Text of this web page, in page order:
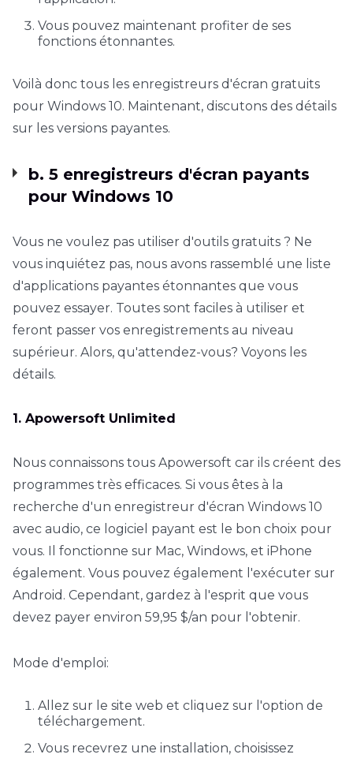
Vous pouvez maintenant profiter de ses
fonctions étonnantes.
Voilà donc tous les enregistreurs d'écran gratuits
pour Windows 10. Maintenant, discutons des détails
sur les versions payantes.
b. 5 enregistreurs d'écran payants
pour Windows 10
Vous ne voulez pas utiliser d'outils gratuits ? Ne
vous inquiétez pas, nous avons rassemblé une liste
d'applications payantes étonnantes que vous
pouvez essayer. Toutes sont faciles à utiliser et
feront passer vos enregistrements au niveau
supérieur. Alors, qu'attendez-vous? Voyons les
détails.
1. Apowersoft Unlimited
Nous connaissons tous Apowersoft car ils créent des
programmes très efficaces. Si vous êtes à la
recherche d'un enregistreur d'écran Windows 10
avec audio, ce logiciel payant est le bon choix pour
vous. Il fonctionne sur Mac, Windows, et iPhone
également. Vous pouvez également l'exécuter sur
Android. Cependant, gardez à l'esprit que vous
devez payer environ 59,95 $/an pour l'obtenir.
Mode d'emploi:
Allez sur le site web et cliquez sur l'option de
téléchargement.
Vous recevrez une installation, choisissez